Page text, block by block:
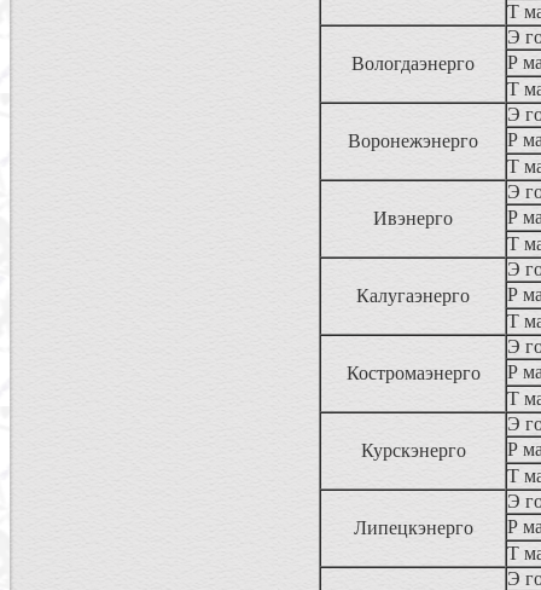
Т
Вологдаэнерго
Э
Р
Т
Воронежэнерго
Э
Р
Т
Ивэнерго
Э
Р
Т
Калугаэнерго
Э
Р
Т
Костромаэнерго
Э
Р
Т
Курскэнерго
Э
Р
Т
Липецкэнерго
Э
Р
Т
Э